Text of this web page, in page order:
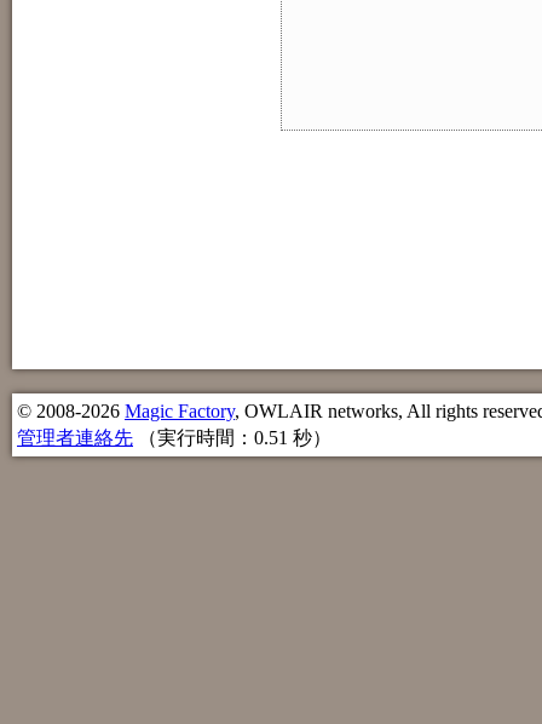
© 2008-2026 Magic Factory, OWLAIR networks, All rights
管理者連絡先 （実行時間：0.51 秒）